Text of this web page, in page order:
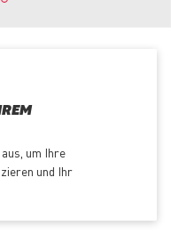
um Ihre
und Ihr